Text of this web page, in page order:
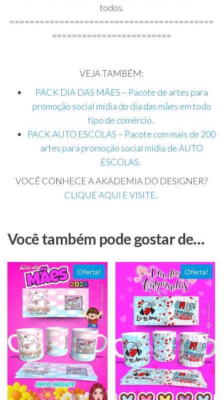
todos.
=========================================
========================
VEJA TAMBÉM:
PACK DIA DAS MÃES – Pacote de artes para
promoção social mídia do dia das mães em todo
tipo de comércio.
PACK AUTO ESCOLAS – Pacote com mais de 200
artes para promoção social mídia de AUTO
ESCOLAS.
VOCÊ CONHECE A AKADEMIA DO DESIGNER?
CLIQUE AQUI E VISITE.
Você também pode gostar de…
Oferta! Oferta!